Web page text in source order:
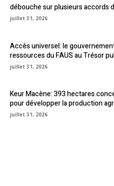
débouche sur plusieurs accords
juillet 31, 2026
Accès universel: le
ressources du FAUS au Trésor
juillet 31, 2026
Keur Macène: 393 hectares
pour développer la production
juillet 31, 2026